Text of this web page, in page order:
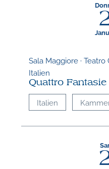
Sala Maggiore · Teatro
Italien
Quattro Fantasie
Italien